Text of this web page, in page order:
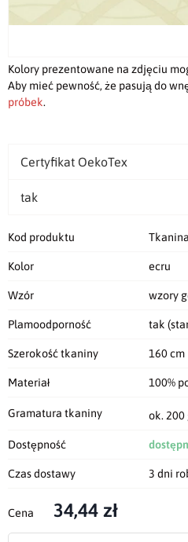
Kolory prezentowane na zdjęciu
Aby mieć pewność, że pasują do
próbek.
Certyfikat OekoTex
tak
Kod produktu
Kolor ecru
Wzór wzory
Plamoodporność tak
Szerokość tkaniny 160 cm
Materiał 100%
Gramatura tkaniny ok. 200
Dostępność
Czas dostawy 3 dni
Cena 34,44 zł